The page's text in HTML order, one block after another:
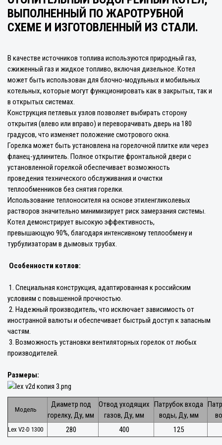
ВЫПОЛНЕННЫЙ ПО ЖАРОТРУБНОЙ
СХЕМЕ И ИЗГОТОВЛЕННЫЙ ИЗ СТАЛИ.
В качестве источников топлива используются природный газ,
сжиженный газ и жидкое топливо, включая дизельное. Котел
может быть использован для блочно-модульных и мобильных
котельных, которые могут функционировать как в закрытых, так и
в открытых системах.
Конструкция петлевых узлов позволяет выбирать сторону
открытия (влево или вправо) и переворачивать дверь на 180
градусов, что изменяет положение смотрового окна.
Горелка может быть установлена на горелочной плитке или через
фланец-удлинитель. Полное открытие фронтальной двери с
установленной горелкой обеспечивает возможность
проведения технического обслуживания и очистки
теплообменников без снятия горелки.
Использование теплоносителя на основе этиленгликолевых
растворов значительно минимизирует риск замерзания системы.
Котел демонстрирует высокую эффективность,
превышающую 90%, благодаря интенсивному теплообмену и
турбулизаторам в дымовых трубах.
Особенности котлов:
1. Специальная конструкция, адаптированная к российским
условиям с повышенной прочностью.
2. Надежный производитель, что исключает зависимость от
иностранной валюты и обеспечивает быстрый доступ к запасным
частям.
3. Возможность установки вентиляторных горелок от любых
производителей.
Размеры:
Модель
Диаметр под
горелку, Ду, мм
Отвод уходящих
газов, Ду, мм
Патрубок входа
воды, Ду, мм
Lex V2-D 1300 280 400 125